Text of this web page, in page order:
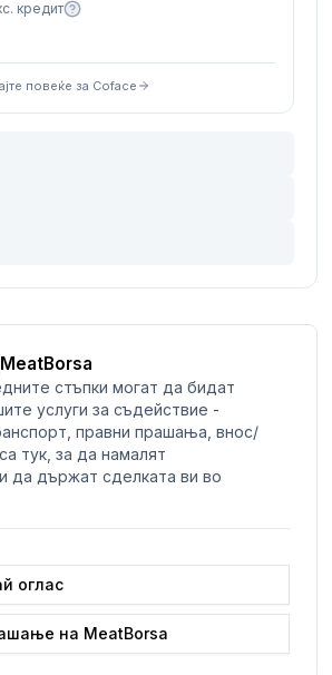
кредит
повеќе за Coface
стъпки могат да бидат
услуги за съдействие -
правни прашања, внос/
тук, за да намалят
да държат сделката ви во
оглас
на MeatBorsa